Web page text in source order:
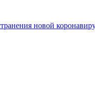
новой